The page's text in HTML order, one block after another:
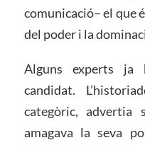
comunicació– el que
del poder i la
Alguns experts ja
candidat.
categòric, advertia
amagava la seva